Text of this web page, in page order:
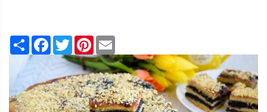
ShareFacebook
TwitterPinterest